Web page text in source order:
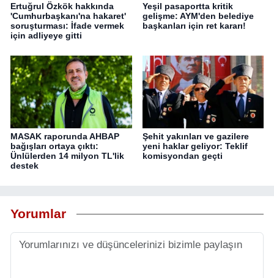
Ertuğrul Özkök hakkında
'Cumhurbaşkanı'na hakaret'
soruşturması: İfade vermek
için adliyeye gitti
Yeşil pasaportta kritik
gelişme: AYM'den belediye
başkanları için ret kararı!
MASAK raporunda AHBAP
bağışları ortaya çıktı:
Ünlülerden 14 milyon TL'lik
destek
Şehit yakınları ve gazilere
yeni haklar geliyor: Teklif
komisyondan geçti
Yorumlar